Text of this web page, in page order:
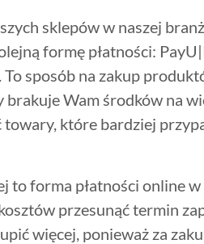
sklepów w naszej
formę płatności:
To sposób na zakup
brakuje Wam środków na
które bardziej
to forma płatności online
przesunąć termin
więcej, ponieważ za